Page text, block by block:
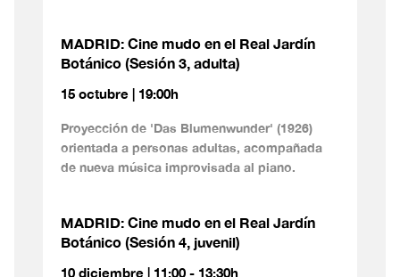
MADRID: Cine mudo en el Real Jardín
Botánico (Sesión 3, adulta)
15 octubre | 19:00h
Proyección de 'Das Blumenwunder' (1926)
orientada a personas adultas, acompañada
de nueva música improvisada al piano.
MADRID: Cine mudo en el Real Jardín
Botánico (Sesión 4, juvenil)
10 diciembre | 11:00 - 13:30h